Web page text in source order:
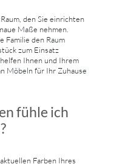
den Sie einrichten
Maße nehmen.
Familie den Raum
zum Einsatz
Ihnen und Ihrem
Möbeln für Ihr Zuhause
fühle ich
Farben Ihres